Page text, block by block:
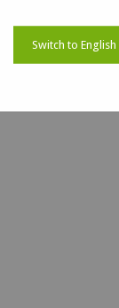
Switch to English